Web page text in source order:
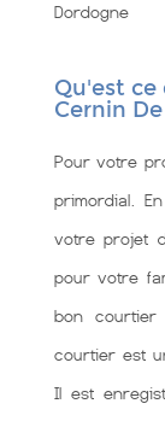
Dordogne
Qu'est
Cernin
Pour votre
primordial.
votre projet
pour votre
bon
courtier est
Il est